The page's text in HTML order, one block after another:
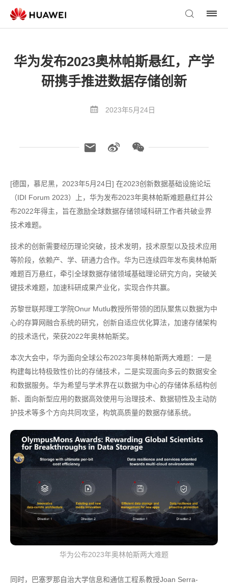
华为发布2023奥林帕斯悬红，产学
研携手推进数据存储创新
2023年5月24日
[德国，慕尼黑，2023年5月24日] 在2023创新数据基础设施论坛
（IDI Forum 2023）上，华为发布2023年奥林帕斯难题悬红并公
布2022年得主，旨在激励全球数据存储领域科研工作者共破业界
技术难题。
技术的创新需要经历理论突破，技术发明，技术原型以及技术应用
等阶段，依赖产、学、研通力合作。华为已连续四年发布奥林帕斯
难题百万悬红，牵引全球数据存储领域基础理论研究方向，突破关
键技术难题，加速科研成果产业化，实现合作共赢。
苏黎世联邦理工学院Onur Mutlu教授所带领的团队聚焦以数据为中
心的存算网融合系统的研究，创新自适应优化算法，加速存储架构
的技术迭代，荣获2022年奥林帕斯奖。
本次大会中，华为面向全球公布2023年奥林帕斯两大难题：一是
构建每比特极致性价比的存储技术，二是实现面向多云的数据安全
和数据服务。华为希望与学术界在以数据为中心的存储体系结构创
新、面向新型应用的数据高效使用与治理技术、数据韧性及主动防
护技术等多个方向共同攻坚，构筑高质量的数据存储系统。
华为公布2023年奥林帕斯两大难题
同时，巴塞罗那自治大学信息和通信工程系教授Joan Serra-